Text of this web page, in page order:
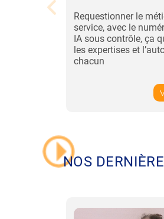
Requestionner le
service, avec le
IA sous contrôle, ça
les expertises et
chacun
NOS